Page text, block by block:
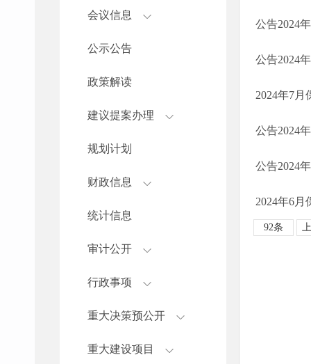
会议信息
公示公告
政策解读
建议提案办理
规划计划
财政信息
统计信息
审计公开
行政事项
重大决策预公开
重大建设项目
公告2024
公告2024
2024年7
公告2024
公告2024
2024年6
92条